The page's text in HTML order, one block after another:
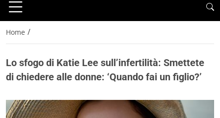
Home /
Lo sfogo di Katie Lee sull’infertilità: Smettete
di chiedere alle donne: ‘Quando fai un figlio?’